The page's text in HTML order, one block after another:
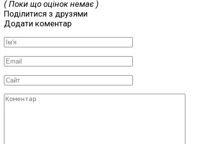
( Поки що оцінок немає )
Поділитися з друзями
Додати коментар
Ім'я
Email
Сайт
Коментар